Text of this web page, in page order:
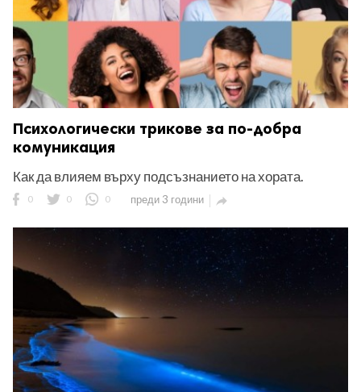
Психологически трикове за по-добра
комуникация
Как да влияем върху подсъзнанието на хората.
0 0 0 преди 3 години 